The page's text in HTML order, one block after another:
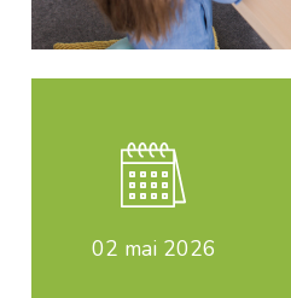
02 mai 2026